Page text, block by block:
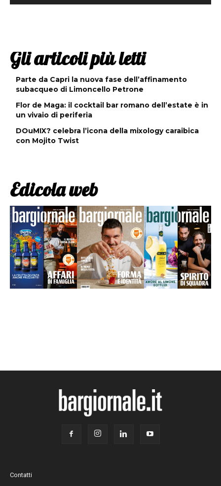
Gli articoli più letti
Parte da Capri la nuova fase dell’affinamento
subacqueo di Limoncello Petrone
Flor de Maga: il cocktail bar romano dell’estate è in
un vivaio di periferia
DOuMIX? celebra l’icona della mixology caraibica
con Mojito Twist
Edicola web
Contatti